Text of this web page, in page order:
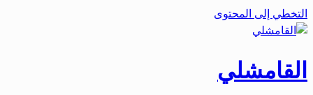
التخطي إلى المحتوى
القامشلي